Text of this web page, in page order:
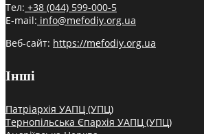
Тел: +38 (044) 599-000-5
E-mail: info@mefodiy.org.ua
Веб-сайт: https://mefodiy.org.ua
Інші
Патріархія УАПЦ (УПЦ)
Тернопільська Єпархія УАПЦ (УПЦ)